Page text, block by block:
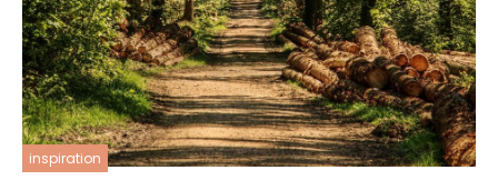
inspiration